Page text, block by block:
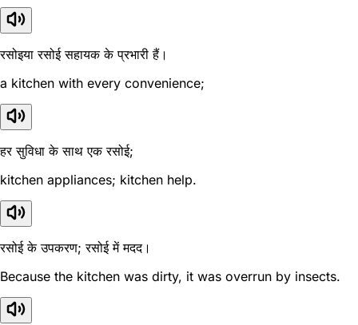
रसोइया रसोई सहायक के प्रभारी हैं।
a kitchen with every convenience;
हर सुविधा के साथ एक रसोई;
kitchen appliances; kitchen help.
रसोई के उपकरण; रसोई में मदद।
Because the kitchen was dirty, it was overrun by insects.